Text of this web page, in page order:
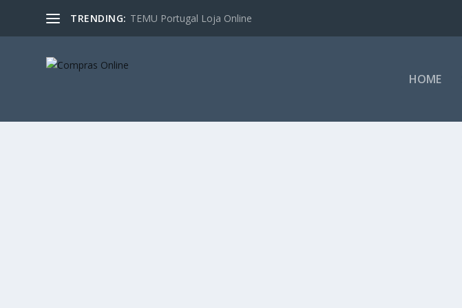
TRENDING: TEMU Portugal Loja Online
HOME